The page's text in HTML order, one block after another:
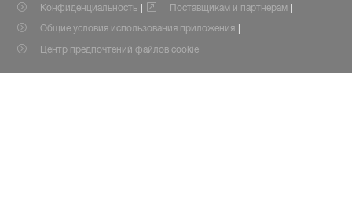
Конфиденциальность
Поставщикам и партнерам
Общие условия использования приложения
Центр предпочтений файлов cookie